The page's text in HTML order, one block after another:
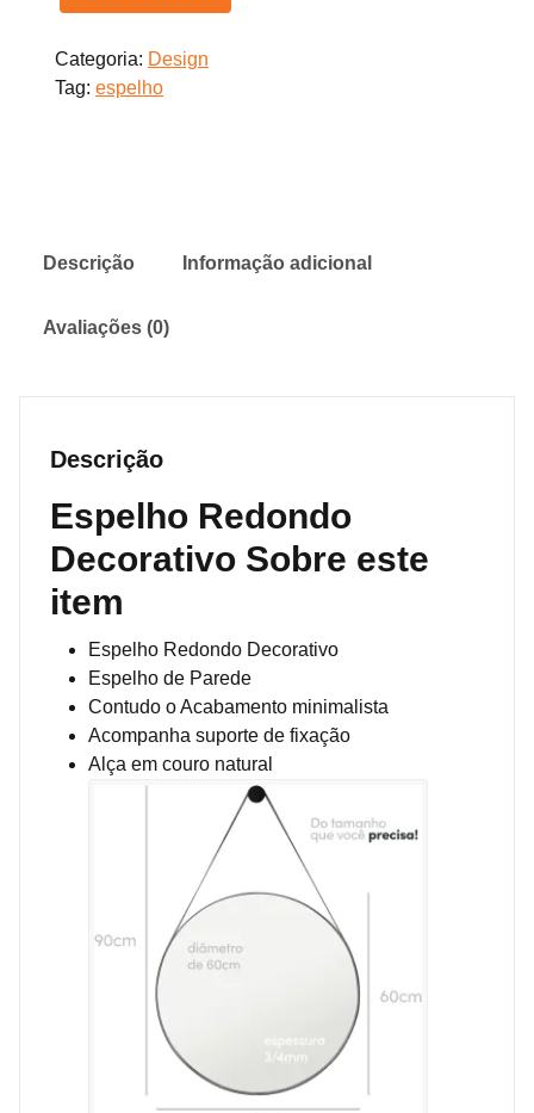
Categoria: Design
Tag: espelho
Descrição Informação adicional
Avaliações (0)
Descrição
Espelho Redondo
Decorativo Sobre este
item
Espelho Redondo Decorativo
Espelho de Parede
Contudo o Acabamento minimalista
Acompanha suporte de fixação
Alça em couro natural